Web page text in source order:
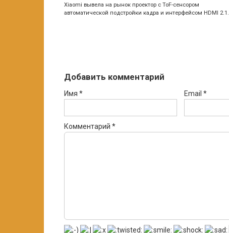
Xiaomi вывела на рынок проектор с ToF-сенсором
автоматической подстройки кадра и интерфейсом HDMI 2.1.
Добавить комментарий
Имя * Email *
Комментарий *